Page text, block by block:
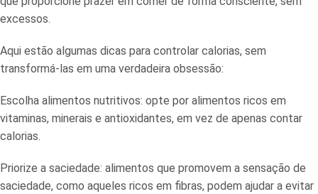
excessos.
Aqui estão algumas dicas para controlar calorias, sem
transformá-las em uma verdadeira obsessão:
Escolha alimentos nutritivos: opte por alimentos ricos em
vitaminas, minerais e antioxidantes, em vez de apenas contar
calorias.
Priorize a saciedade: alimentos que promovem a sensação de
saciedade, como aqueles ricos em fibras, podem ajudar a evitar